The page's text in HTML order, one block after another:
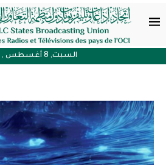
السبت, 8 أغسطس , 2026